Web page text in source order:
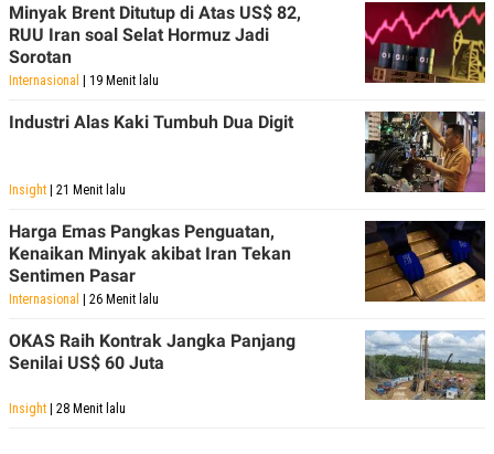
Minyak Brent Ditutup di Atas US$ 82,
RUU Iran soal Selat Hormuz Jadi
Sorotan
Internasional | 19 Menit lalu
Industri Alas Kaki Tumbuh Dua Digit
Insight | 21 Menit lalu
Harga Emas Pangkas Penguatan,
Kenaikan Minyak akibat Iran Tekan
Sentimen Pasar
Internasional | 26 Menit lalu
OKAS Raih Kontrak Jangka Panjang
Senilai US$ 60 Juta
Insight | 28 Menit lalu